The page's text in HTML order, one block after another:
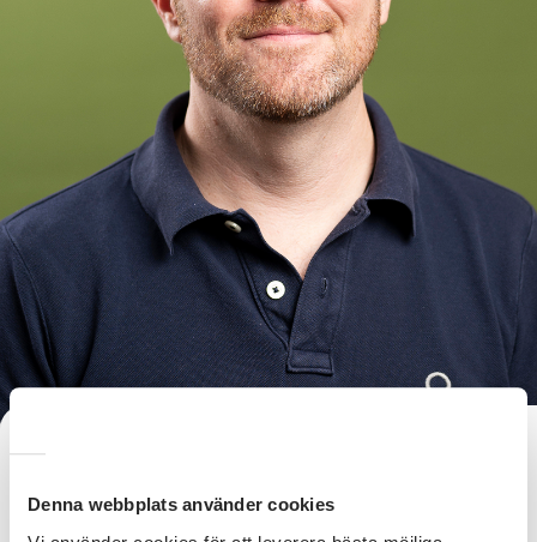
Denna webbplats använder cookies
- Det är blandat. Jag gick ut och hejade på folk och